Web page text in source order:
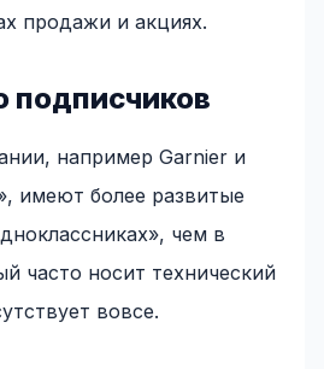
продажи и акциях.
подписчиков
например Garnier и
имеют более развитые
чем в
часто носит технический
вовсе.